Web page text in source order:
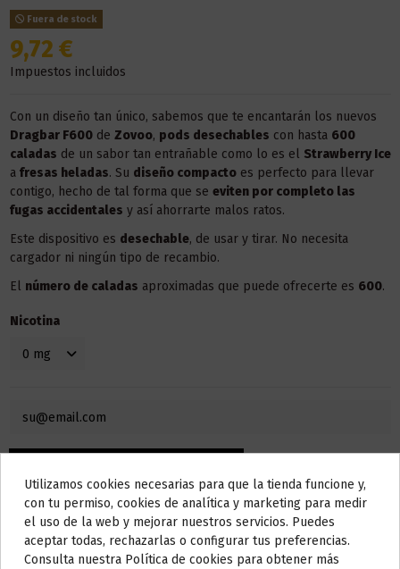
Fuera de stock
9,72 €
Impuestos incluidos
Con un diseño tan único, sabemos que te encantarán los nuevos
Dragbar F600de Zovoo, pods desechables con hasta 600
caladas de un sabor tan entrañable como lo es el Strawberry Ice
a fresas heladas. Su diseño compactoes perfecto para llevar
contigo, hecho de tal forma que se eviten por completo las
fugas accidentales y así ahorrarte malos ratos.
Este dispositivo es desechable, de usar y tirar. No necesita
cargador ni ningún tipo de recambio.
El número de caladas aproximadas que puede ofrecerte es 600.
Nicotina
Do not show again.
AVISO IMPORTANTE
Nos tomamos unos días
Utilizamos cookies necesarias para que la tienda funcione y,
con tu permiso, cookies de analítica y marketing para medir
el uso de la web y mejorar nuestros servicios. Puedes
aceptar todas, rechazarlas o configurar tus preferencias.
Consulta nuestra Política de cookies para obtener más